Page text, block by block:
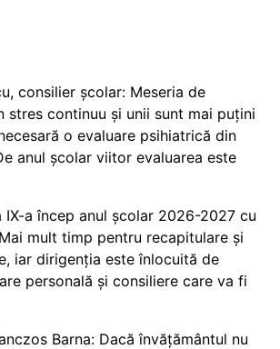
consilier școlar: Meseria de
stres continuu și unii sunt mai puțini
o evaluare psihiatrică din
anul școlar viitor evaluarea este
IX-a încep anul școlar 2026-2027 cu
mult timp pentru recapitulare și
iar dirigenția este înlocuită de
personală și consiliere care va fi
Barna: Dacă învățământul nu